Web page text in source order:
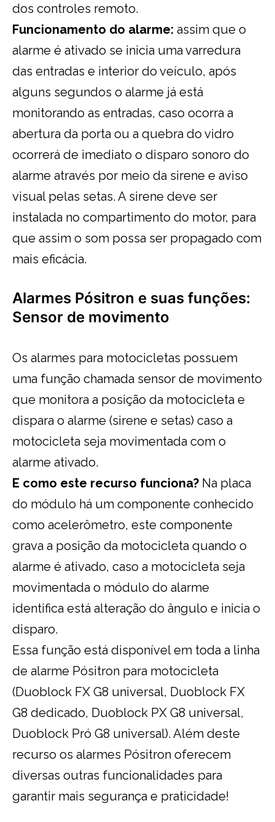
dos controles remoto.
Funcionamento do alarme: assim que o
alarme é ativado se inicia uma varredura
das entradas e interior do veículo, após
alguns segundos o alarme já está
monitorando as entradas, caso ocorra a
abertura da porta ou a quebra do vidro
ocorrerá de imediato o disparo sonoro do
alarme através por meio da sirene e aviso
visual pelas setas. A sirene deve ser
instalada no compartimento do motor, para
que assim o som possa ser propagado com
mais eficácia.
Alarmes Pósitron e suas funções:
Sensor de movimento
Os alarmes para motocicletas possuem
uma função chamada sensor de movimento
que monitora a posição da motocicleta e
dispara o alarme (sirene e setas) caso a
motocicleta seja movimentada com o
alarme ativado.
E como este recurso funciona? Na placa
do módulo há um componente conhecido
como acelerômetro, este componente
grava a posição da motocicleta quando o
alarme é ativado, caso a motocicleta seja
movimentada o módulo do alarme
identifica está alteração do ângulo e inicia o
disparo.
Essa função está disponível em toda a linha
de alarme Pósitron para motocicleta
(Duoblock FX G8 universal, Duoblock FX
G8 dedicado, Duoblock PX G8 universal,
Duoblock Pró G8 universal). Além deste
recurso os alarmes Pósitron oferecem
diversas outras funcionalidades para
garantir mais segurança e praticidade!